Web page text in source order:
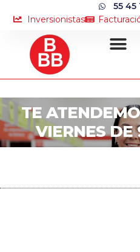
55 45
Inversionistas
TE
VIERNES